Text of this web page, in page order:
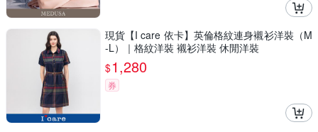
現貨【I care 依卡】英倫格紋連身襯衫洋裝（M
-L）｜格紋洋裝 襯衫洋裝 休閒洋裝
$1,280
券